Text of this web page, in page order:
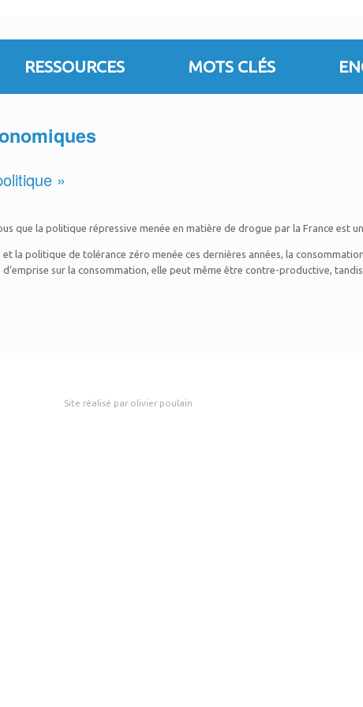
RESSOURCES MOTS CLÉS
»
que la politique répressive menée en matière de drogue par la France est un
la politique de tolérance zéro menée ces dernières années, la
d’emprise sur la consommation, elle peut même être contre-productive,
Site réalisé par olivier poulain